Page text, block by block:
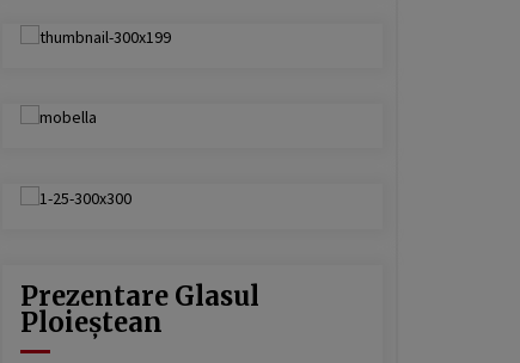
ideea de „alternativă”. Povestea
Consiliul Local Ploiești
9 septembrie 2025
Prezentare Glasul
Ploieștean